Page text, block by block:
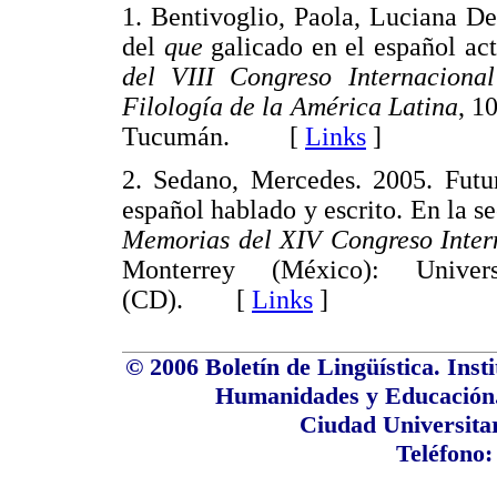
1. Bentivoglio, Paola, Luciana
del que galicado en el español
del VIII Congreso
Filología de la América Latina,
Tucumán. [ Links ]
2. Sedano, Mercedes. 2005.
español hablado y escrito. En la
Memorias del XIV Congreso
Monterrey (México):
(CD). [ Links ]
© 2006 Boletín de Lingüística.
Humanidades y
Ciudad
Teléfono: